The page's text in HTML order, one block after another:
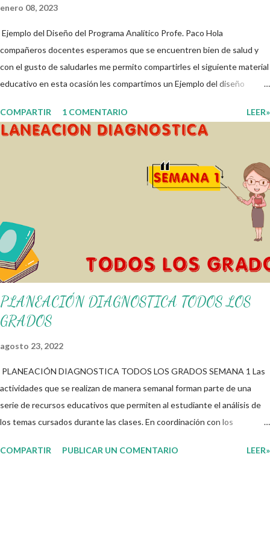
enero 08, 2023
Ejemplo del Diseño del Programa Analítico Profe. Paco Hola
compañeros docentes esperamos que se encuentren bien de salud y
con el gusto de saludarles me permito compartirles el siguiente material
educativo en esta ocasión les compartimos un Ejemplo del diseño
fortalecer los procesos de enseñanza y aprendizaje para que los
alumnos alcacen los niveles de logro educativo. Gracias por seguir a
diferentes materiales que hacen que todo esto sea posible,
recordándoles que nosotros solo los compartimos con fines educativos,
didácticos e informativos. ☺️ Obtén documento completo aquí 👇👇 👇
COMPARTIR 1 COMENTARIO LEER»
PLANEACIÓN DIAGNOSTICA TODOS LOS
GRADOS
agosto 23, 2022
PLANEACIÓN DIAGNOSTICA TODOS LOS GRADOS SEMANA 1 Las
actividades que se realizan de manera semanal forman parte de una
serie de recursos educativos que permiten al estudiante el análisis de
los temas cursados durante las clases. En coordinación con los
su interés con el material que les compartimos para que así, mediante
COMPARTIR PUBLICAR UN COMENTARIO LEER»